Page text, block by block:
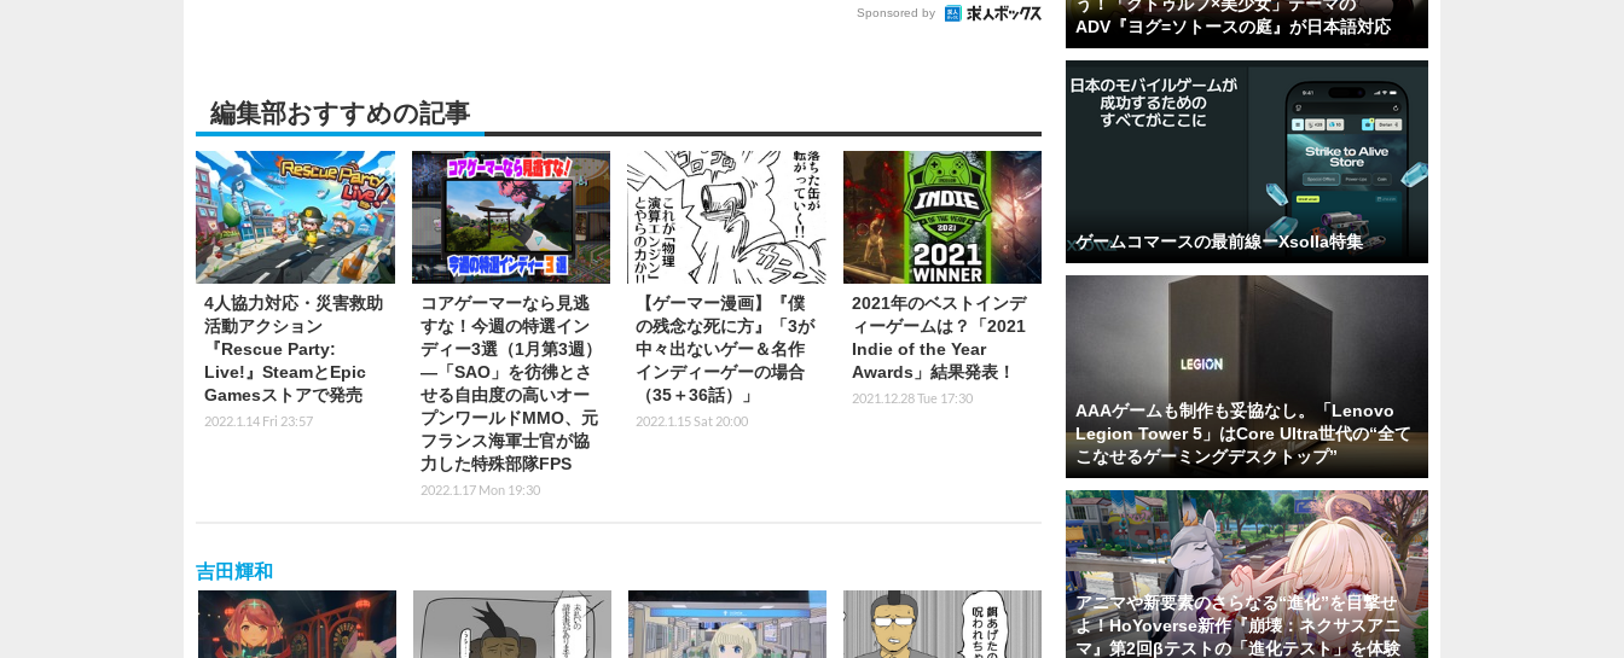
Sponsored by
編集部おすすめの記事
4人協力対応・災害救助
活動アクション
『Rescue Party:
Live!』SteamとEpic
Gamesストアで発売
2022.1.14 Fri 23:57
コアゲーマーなら見逃
すな！今週の特選イン
ディー3選（1月第3週）
―「SAO」を彷彿とさ
せる自由度の高いオー
プンワールドMMO、元
フランス海軍士官が協
力した特殊部隊FPS
2022.1.17 Mon 19:30
【ゲーマー漫画】『僕
の残念な死に方』「3が
中々出ないゲー＆名作
インディーゲーの場合
（35＋36話）」
2022.1.15 Sat 20:00
2021年のベストインデ
ィーゲームは？「2021
Indie of the Year
Awards」結果発表！
2021.12.28 Tue 17:30
吉田輝和
ADV『ヨグ=ソトースの庭』が日本語対応
ゲームコマースの最前線ーXsolla特集
AAAゲームも制作も妥協なし。「Lenovo
Legion Tower 5」はCore Ultra世代の“全て
こなせるゲーミングデスクトップ”
アニマや新要素のさらなる“進化”を目撃せ
よ！HoYoverse新作『崩壊：ネクサスアニ
マ』第2回βテストの「進化テスト」を体験